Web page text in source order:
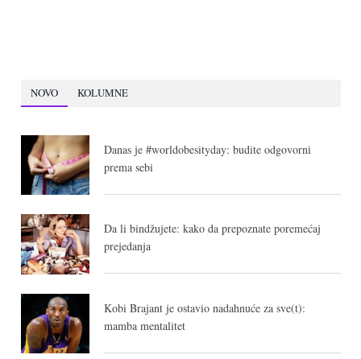
NOVO KOLUMNE
Danas je #worldobesityday: budite odgovorni
prema sebi
Da li bindžujete: kako da prepoznate poremećaj
prejedanja
Kobi Brajant je ostavio nadahnuće za sve(t):
mamba mentalitet